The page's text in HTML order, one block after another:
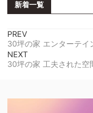
新着一覧
PREV
30坪の家 エンターテイ
NEXT
30坪の家 工夫された空